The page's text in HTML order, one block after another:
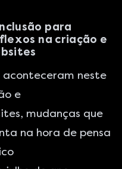
para
na criação e
aconteceram neste
e
, mudanças que
na hora de pensa